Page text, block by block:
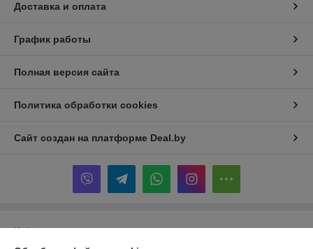
Доставка и оплата
График работы
Полная версия сайта
Политика обработки cookies
Сайт создан на платформе Deal.by
Информация для покупателя